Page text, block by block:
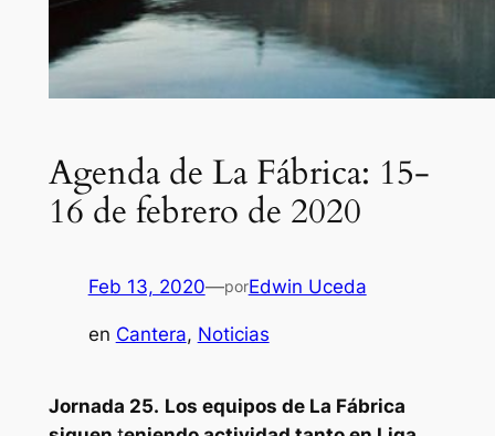
Agenda de La Fábrica: 15-
16 de febrero de 2020
Feb 13, 2020—porEdwin Uceda
en Cantera, Noticias
Jornada 25. Los equipos de La Fábrica